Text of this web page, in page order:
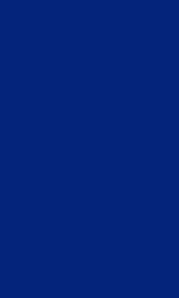
versátil usado
à sua
os principais
em